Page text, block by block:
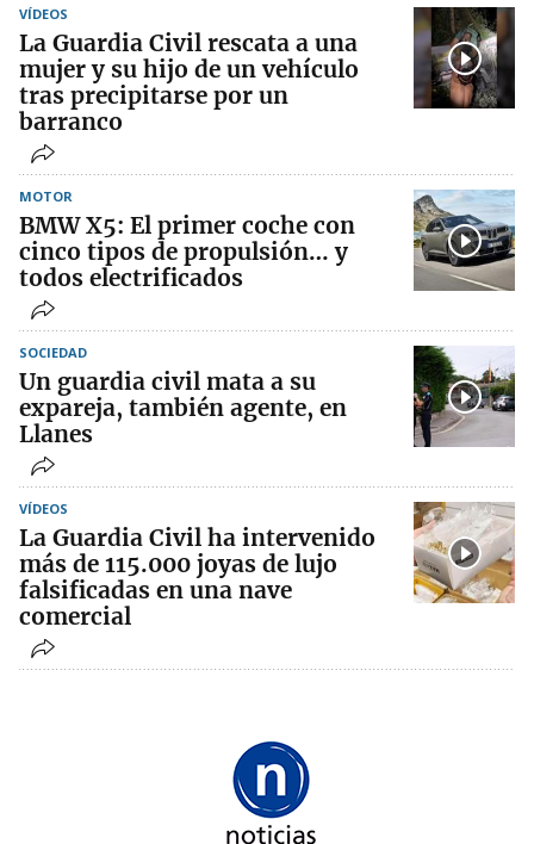
VÍDEOS
La Guardia Civil rescata a una
mujer y su hijo de un vehículo
tras precipitarse por un
barranco
MOTOR
BMW X5: El primer coche con
cinco tipos de propulsión… y
todos electrificados
SOCIEDAD
Un guardia civil mata a su
expareja, también agente, en
Llanes
VÍDEOS
La Guardia Civil ha intervenido
más de 115.000 joyas de lujo
falsificadas en una nave
comercial